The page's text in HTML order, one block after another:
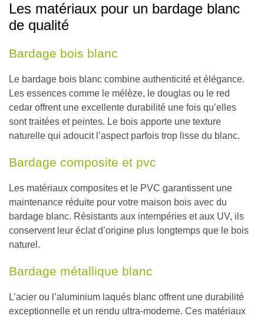
Les matériaux pour un bardage blanc
de qualité
Bardage bois blanc
Le bardage bois blanc combine authenticité et élégance.
Les essences comme le mélèze, le douglas ou le red
cedar offrent une excellente durabilité une fois qu’elles
sont traitées et peintes. Le bois apporte une texture
naturelle qui adoucit l’aspect parfois trop lisse du blanc.
Bardage composite et pvc
Les matériaux composites et le PVC garantissent une
maintenance réduite pour votre maison bois avec du
bardage blanc. Résistants aux intempéries et aux UV, ils
conservent leur éclat d’origine plus longtemps que le bois
naturel.
Bardage métallique blanc
L’acier ou l’aluminium laqués blanc offrent une durabilité
exceptionnelle et un rendu ultra-moderne. Ces matériaux